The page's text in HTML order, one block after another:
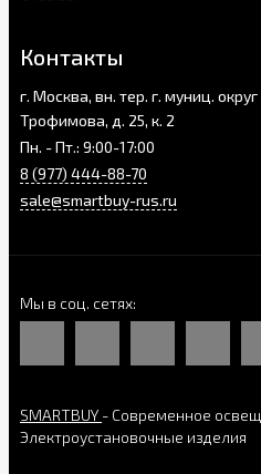
Контакты
г. Москва, вн. тер. г. муниц.
Трофимова, д. 25, к. 2
Пн. - Пт.: 9:00-17:00
8 (977) 444-88-70
sale@smartbuy-rus.ru
Мы в соц. сетях
SMARTBUY - Современное
Электроустановочные изделия